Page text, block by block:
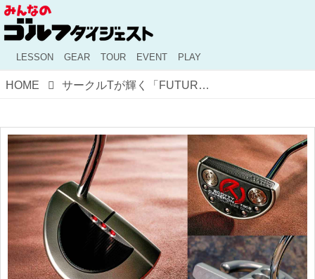
LESSON GEAR TOUR EVENT PLAY
HOME サークルTが輝く「FUTURA 5CB」ツアーモデルの歴史的価値【キャメロンマニア宣言】